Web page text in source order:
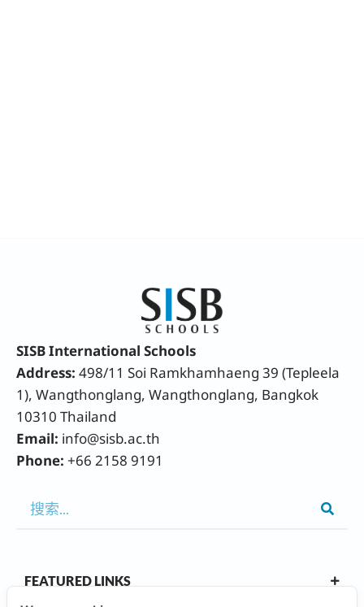
SISB International Schools
Address:498/11 Soi Ramkhamhaeng 39 (Tepleela
1), Wangthonglang, Wangthonglang, Bangkok
10310 Thailand
Email: info@sisb.ac.th
Phone: +66 2158 9191
FEATURED LINKS